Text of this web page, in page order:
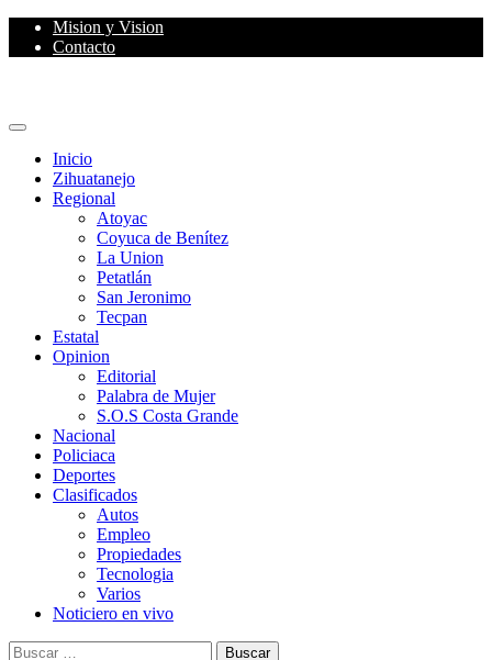
Skip
Mision y Vision
Contacto
Primary
Inicio
Zihuatanejo
Regional
Atoyac
Coyuca de Benítez
La Union
Petatlán
San Jeronimo
Tecpan
Estatal
Opinion
Editorial
Palabra de Mujer
S.O.S Costa Grande
Nacional
Policiaca
Deportes
Clasificados
Autos
Empleo
Propiedades
Tecnologia
Varios
Noticiero en vivo
Buscar: